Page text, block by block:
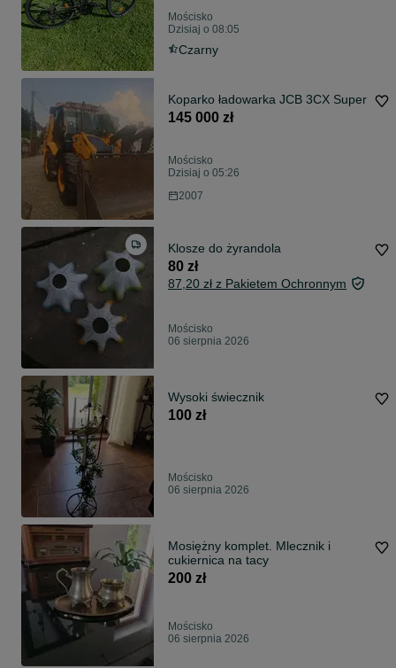
Mościsko
Dzisiaj o 08:05
Czarny
Koparko ładowarka JCB 3CX Super
145 000 zł
Mościsko
Dzisiaj o 05:26
2007
Klosze do żyrandola
80 zł
87,20 zł z Pakietem Ochronnym
Mościsko
06 sierpnia 2026
Wysoki świecznik
100 zł
Mościsko
06 sierpnia 2026
Mosiężny komplet. Mlecznik i
cukiernica na tacy
200 zł
Mościsko
06 sierpnia 2026